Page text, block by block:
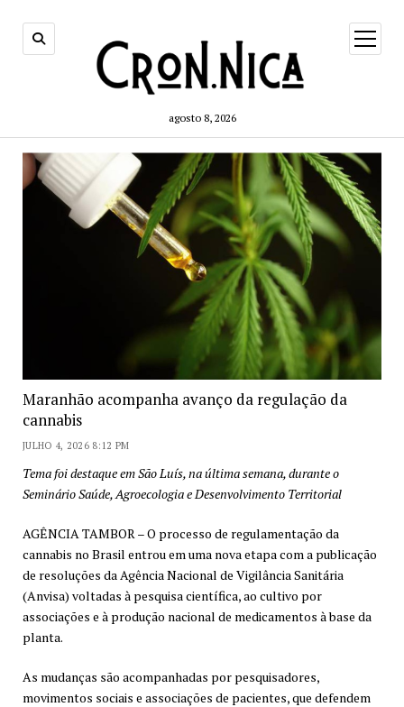
agosto 8, 2026
open
menu
Maranhão acompanha avanço da regulação da
cannabis
JULHO 4, 2026 8:12 PM
Tema foi destaque em São Luís, na última semana, durante o
Seminário Saúde, Agroecologia e Desenvolvimento Territorial
AGÊNCIA TAMBOR – O processo de regulamentação da
cannabis no Brasil entrou em uma nova etapa com a publicação
de resoluções da Agência Nacional de Vigilância Sanitária
(Anvisa) voltadas à pesquisa científica, ao cultivo por
associações e à produção nacional de medicamentos à base da
planta.
As mudanças são acompanhadas por pesquisadores,
movimentos sociais e associações de pacientes, que defendem